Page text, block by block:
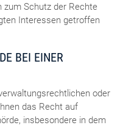
zum Schutz der Rechte
Interessen getroffen
BEI EINER
oder
das Recht auf
insbesondere in dem